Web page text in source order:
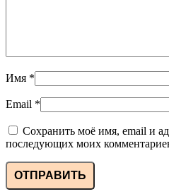
Имя *
Email *
Сохранить моё имя, email и
последующих моих